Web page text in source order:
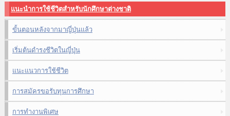
แนะนำการใช้ชีวิตสำหรับนักศึกษาต่างชาติ
ขั้นตอนหลังจากมาญี่ปุ่นแล้ว
เริ่มต้นดำรงชีวิตในญี่ปุ่น
แนะแนวการใช้ชีวิต
การสมัครขอรับทุนการศึกษา
การทำงานพิเศษ